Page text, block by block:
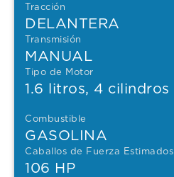
Tracción
DELANTERA
Transmisión
MANUAL
Tipo de Motor
1.6 litros, 4 cilindros
Combustible
GASOLINA
Caballos de Fuerza Estimados
106 HP